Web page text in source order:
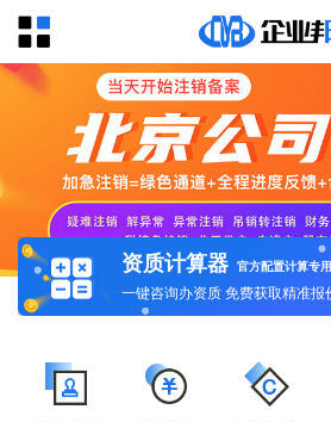
资质计算器 官方配置计算专用
一键咨询办资质 免费获取精准报